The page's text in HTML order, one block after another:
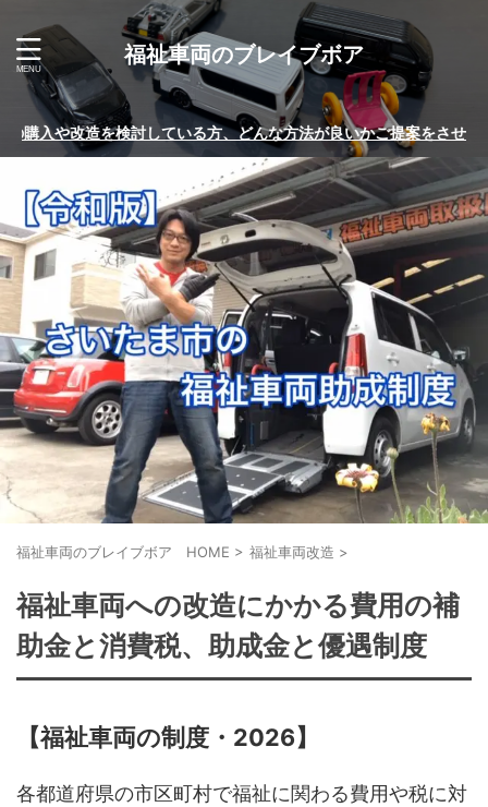
福祉車両のブレイブボア
な方法が良いかご提案をさせていただきます。 お気軽にお問い
福祉車両のブレイブボア HOME > 福祉車両改造 >
福祉車両への改造にかかる費用の補
助金と消費税、助成金と優遇制度
【福祉車両の制度・2026】
各都道府県の市区町村で福祉に関わる費用や税に対